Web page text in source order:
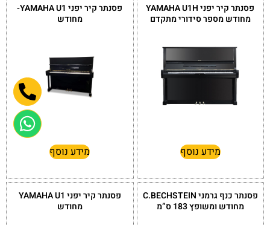
פסנתר קיר יפני YAMAHA U1H
מחודש מספר סידורי מתקדם
מידע נוסף
פסנתר קיר יפני YAMAHA U1-
מחודש
מידע נוסף
פסנתר כנף גרמני C.BECHSTEIN
מחודש ומשופץ 183 ס”מ
פסנתר קיר יפני YAMAHA U1
מחודש